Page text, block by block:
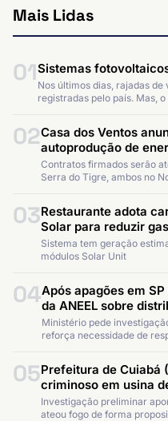
Mais Lidas
01Sistemas
Nos últimos dias, rajadas
registradas pelo país. Mas,
02Casa dos Ventos
autoprodução de
Contratos firmados serão
Serra do Tigre, ambos no
03Restaurante adota
Solar para reduzir
Sistema tem geração
módulos Solar Unit
04Após apagões em
da ANEEL sobre
Ministério pede
reforça necessidade de
05Prefeitura de Cuiabá
criminoso em usina
Investigação preliminar
ateou fogo de forma